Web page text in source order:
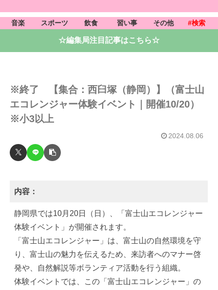
音楽 スポーツ 飲食 習い事 その他 #検索
☆編集局注目記事はこちら☆
※終了 【集合：西臼塚（静岡）】（富士山
エコレンジャー体験イベント｜開催10/20）
※小3以上
2024.08.06
内容：
静岡県では10月20日（日）、「富士山エコレンジャー
体験イベント」が開催されます。
「富士山エコレンジャー」は、富士山の自然環境を守
り、富士山の魅力を伝えるため、来訪者へのマナー啓
発や、自然解説等ボランティア活動を行う組織。
体験イベントでは、この「富士山エコレンジャー」の